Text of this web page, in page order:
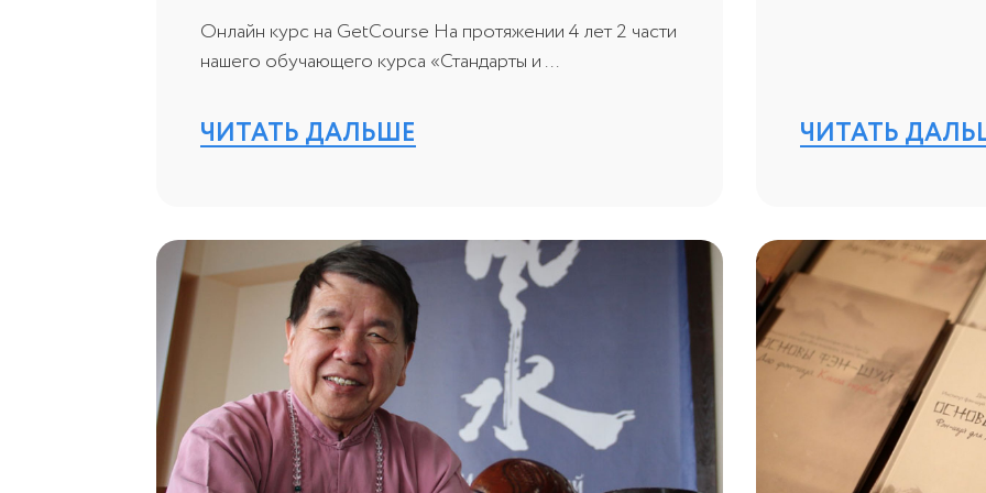
Онлайн курс на GetCourse На протяжении 4 лет 2 части
нашего обучающего курса «Стандарты и ...
ЧИТАТЬ ДАЛЬШЕ ЧИТАТЬ